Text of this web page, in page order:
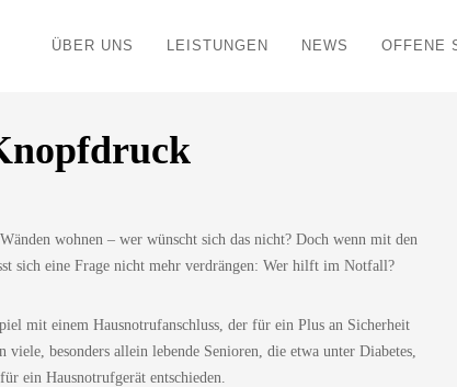
ÜBER UNS LEISTUNGEN NEWS OFFENE
wohnen – wer wünscht sich das nicht? Doch wenn mit den
sich eine Frage nicht mehr verdrängen: Wer hilft im Notfall?
mit einem Hausnotrufanschluss, der für ein Plus an Sicherheit
besonders allein lebende Senioren, die etwa unter Diabetes,
ein Hausnotrufgerät entschieden.